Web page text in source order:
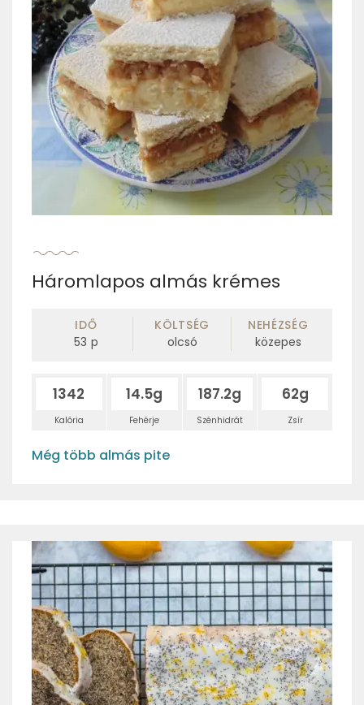
Háromlapos almás krémes
IDŐ
53 p
KÖLTSÉG
olcsó
NEHÉZSÉG
közepes
1342
Kalória
14.5g
Fehérje
187.2g
Szénhidrát
62g
Zsír
Még több almás pite